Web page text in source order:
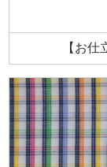
【お